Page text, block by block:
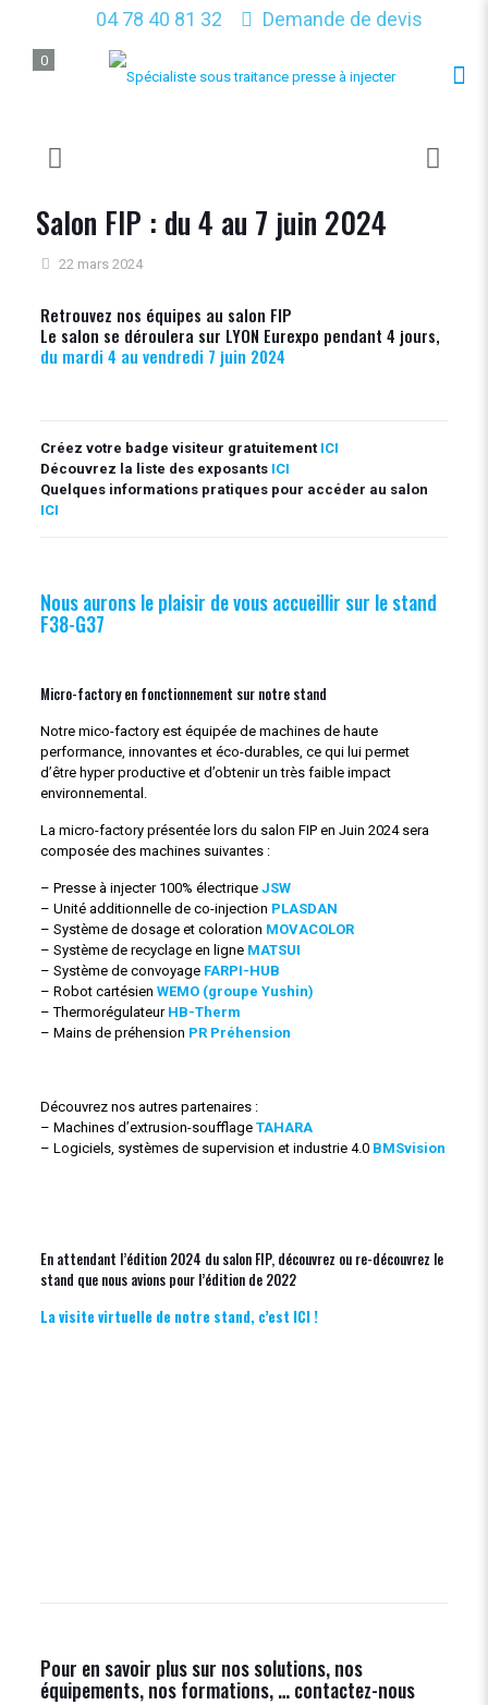
04 78 40 81 32 Demande de devis
0
Salon FIP : du 4 au 7 juin 2024
22 mars 2024
Retrouvez nos équipes au salon FIP
Le salon se déroulera sur LYON Eurexpo pendant 4 jours,
du mardi 4 au vendredi 7 juin 2024
Créez votre badge visiteur gratuitement ICI
Découvrez la liste des exposants ICI
Quelques informations pratiques pour accéder au salon
ICI
Nous aurons le plaisir de vous accueillir sur le stand
F38-G37
Micro-factory en fonctionnement sur notre stand
Notre mico-factory est équipée de machines de haute
performance, innovantes et éco-durables, ce qui lui permet
d’être hyper productive et d’obtenir un très faible impact
environnemental.
La micro-factory présentée lors du salon FIP en Juin 2024 sera
composée des machines suivantes :
– Presse à injecter 100% électrique JSW
– Unité additionnelle de co-injection PLASDAN
– Système de dosage et coloration MOVACOLOR
– Système de recyclage en ligne MATSUI
– Système de convoyage FARPI-HUB
– Robot cartésien WEMO (groupe Yushin)
– Thermorégulateur HB-Therm
– Mains de préhension PR Préhension
Découvrez nos autres partenaires :
– Machines d’extrusion-soufflage TAHARA
– Logiciels, systèmes de supervision et industrie 4.0 BMSvision
En attendant l’édition 2024 du salon FIP, découvrez ou re-découvrez le
stand que nous avions pour l’édition de 2022
La visite virtuelle de notre stand, c’est ICI !
Pour en savoir plus sur nos solutions, nos
équipements, nos formations, … contactez-nous